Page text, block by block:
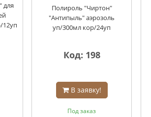
для
12уп
Полироль "Чиртон"
"Антипыль" аэрозоль
уп/300мл кор/24уп
Код: 198
В заявку!
Под заказ